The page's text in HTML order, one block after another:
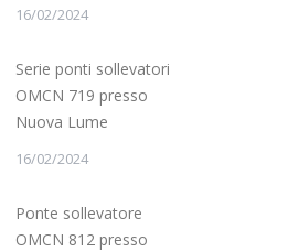
16/02/2024
Serie ponti sollevatori
OMCN 719 presso
Nuova Lume
16/02/2024
Ponte sollevatore
OMCN 812 presso